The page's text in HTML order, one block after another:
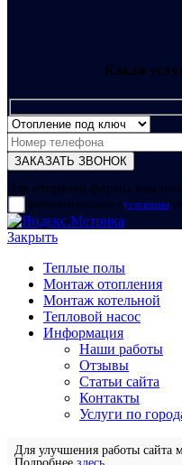
Какая
Для отправки формы вам
прочитал и согласен с условиями
Закрыть
Теплые полы
Монтаж отопления
Монтаж котельной
Тепловой насос
Информация
Наши работы
Отзывы
Статьи сайта
Контакты
Услуги по
Для улучшения работы сайта